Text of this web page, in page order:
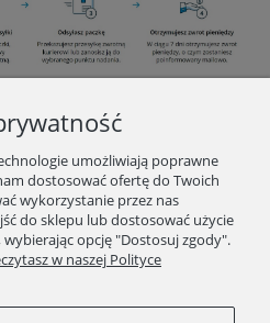
umożliwiają poprawne
dostosować ofertę do Twoich
wykorzystanie przez nas
do sklepu lub dostosować użycie
opcję "Dostosuj zgody".
w naszej Polityce